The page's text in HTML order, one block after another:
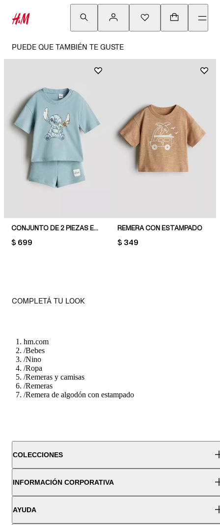
PUEDE QUE TAMBIÉN TE GUSTE
CONJUNTO DE 2 PIEZAS EN PUNTO DE ALGODÓN
PRICE:
$ 699
REMERA CON ESTAMPADO
PRICE:
$ 349
COMPLETÁ TU LOOK
hm.com
/Bebes
/Nino
/Ropa
/Remeras y camisas
/Remeras
/Remera de algodón con estampado
COLECCIONES
INFORMACIÓN CORPORATIVA
AYUDA